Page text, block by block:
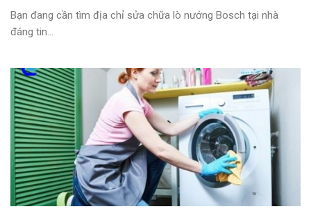
Bạn đang cần tìm địa chỉ sửa chữa lò nướng Bosch tại nhà
đáng tin...